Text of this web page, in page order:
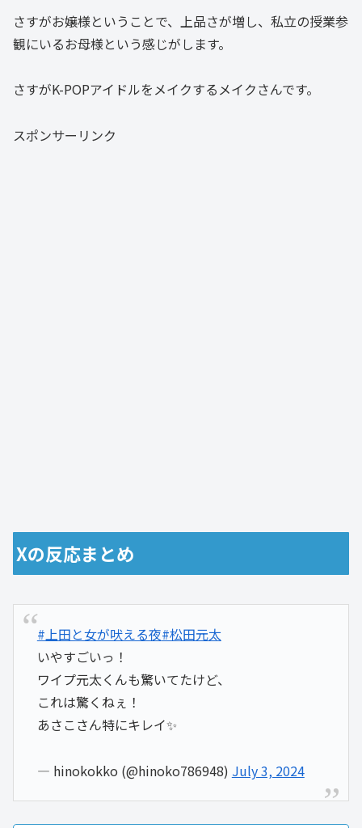
さすがお嬢様ということで、上品さが増し、私立の授業参
観にいるお母様という感じがします。
さすがK-POPアイドルをメイクするメイクさんです。
スポンサーリンク
Xの反応まとめ
#上田と女が吠える夜#松田元太
いやすごいっ！
ワイプ元太くんも驚いてたけど、
これは驚くねぇ！
あさこさん特にキレイ✨
— hinokokko (@hinoko786948) July 3, 2024